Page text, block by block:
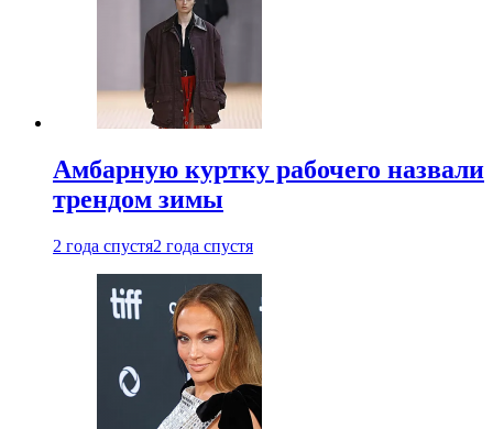
Амбарную куртку рабочего назвали
трендом зимы
2 года спустя2 года спустя